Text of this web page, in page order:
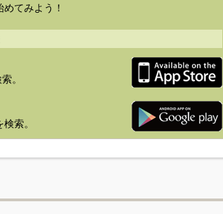
てみよう！
。
索。